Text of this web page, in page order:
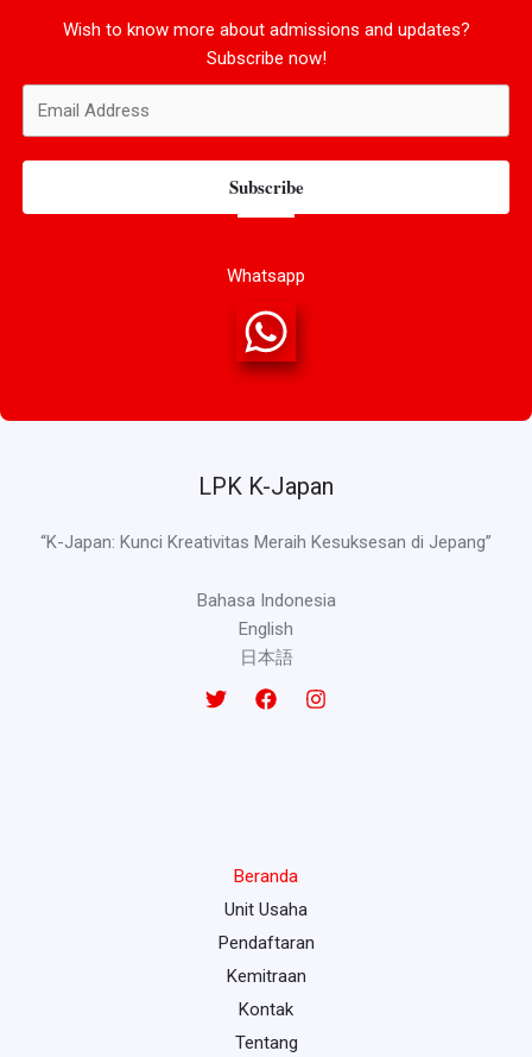
Wish to know more about admissions and updates?
Subscribe now!
Subscribe
Whatsapp
LPK K-Japan
“K-Japan: Kunci Kreativitas Meraih Kesuksesan di Jepang”
Bahasa Indonesia
English
日本語
Beranda
Unit Usaha
Pendaftaran
Kemitraan
Kontak
Tentang